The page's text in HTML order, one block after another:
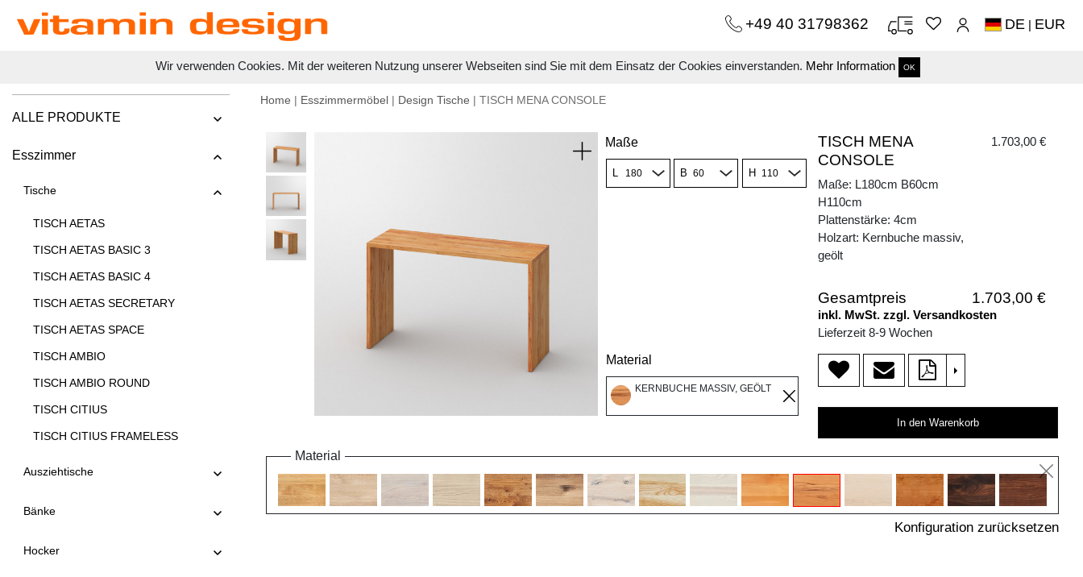
Wir verwenden Cookies. Mit der weiteren Nutzung unserer Webseiten sind Sie mit dem Einsatz der Cookies einverstanden. Mehr Information OK
+49 40 31798362 DE | EUR
ALLE PRODUKTE
Esszimmer
Tische
TISCH AETAS
TISCH AETAS BASIC 3
TISCH AETAS BASIC 4
TISCH AETAS SECRETARY
TISCH AETAS SPACE
TISCH AMBIO
TISCH AMBIO ROUND
TISCH CITIUS
TISCH CITIUS FRAMELESS
TISCH CONVERTO
Ausziehtische
Bänke
Hocker
Home | Esszimmermöbel | Design Tische | TISCH MENA CONSOLE
Maße
L B H
Material
KERNBUCHE MASSIV, GEÖLT
TISCH MENA
CONSOLE
1.703,00 €
Maße: L180cm B60cm
H110cm
Plattenstärke: 4cm
Holzart: Kernbuche massiv,
geölt
Gesamtpreis 1.703,00 €
inkl. MwSt. zzgl. Versandkosten
Lieferzeit 8-9 Wochen
>
In den Warenkorb
Material
Konfiguration zurücksetzen